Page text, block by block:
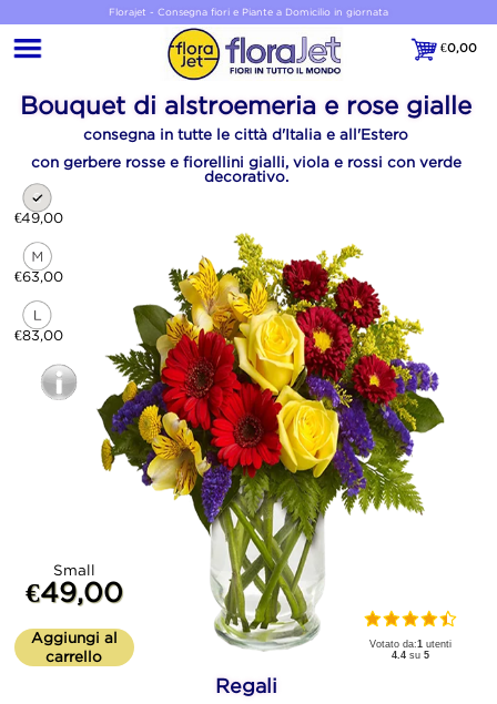
Florajet - Consegna fiori e Piante a Domicilio in giornata
€0,00
€0,00
Bouquet di alstroemeria e rose gialle
consegna in tutte le città d'Italia e all'Estero
con gerbere rosse e fiorellini gialli, viola e rossi con verde
decorativo.
€49,00
€63,00
€83,00
Small
€49,00
Aggiungi al
carrello
Votato da:1 utenti
4.4 su5
Regali